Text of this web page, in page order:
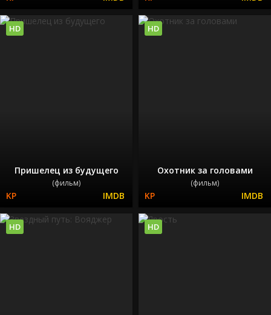
Пришелец из будущего
(фильм)
HD
Охотник за головами
(фильм)
HD
HD HD